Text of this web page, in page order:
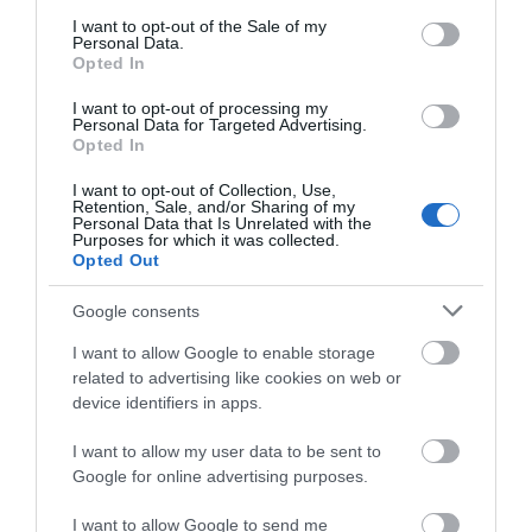
consent section.
I want to opt-out of the Sale of my
Personal Data.
Opted In
I want to opt-out of processing my
Personal Data for Targeted Advertising.
Opted In
I want to opt-out of Collection, Use,
Retention, Sale, and/or Sharing of my
Personal Data that Is Unrelated with the
Purposes for which it was collected.
Opted Out
Google consents
I want to allow Google to enable storage
related to advertising like cookies on web or
device identifiers in apps.
I want to allow my user data to be sent to
Google for online advertising purposes.
I want to allow Google to send me
Ο Αλέξης Τσίπρας παρουσιάζει το
οικονομικό πρόγραμμα της ΕΛ.Α.Σ.
08.08.2026 | 19:20
Κάνεις δεν ξεχνά τι έζησε η
Εύβοια πριν πέντε χρόνια
08.08.2026 | 19:00
Σε δημοπρασία η μπάλα των
ιστορικών γκολ του Μαραντόνα
08.08.2026 | 18:40
Εύβοιας: Μένουν κάθε μέρα χωρίς
νερό – Σοβαρή καταγγελία
ΠΕΡΙΣΣΟΤΕΡΑ ΑΠΟ ΚΟΙΝΩΝΙΑ
Ρόδος: Έγραψαν
80χρονη για κράνος!
Πάτρα: Θρήνος για
μωράκι μόλις 8 ημερών
– Νοσηλευόταν στη